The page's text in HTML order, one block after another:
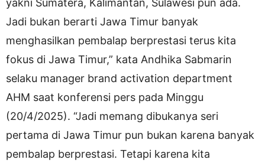
yakni Sumatera, Kalimantan, Sulawesi pun ada.
Jadi bukan berarti Jawa Timur banyak
menghasilkan pembalap berprestasi terus kita
fokus di Jawa Timur,” kata Andhika Sabmarin
selaku manager brand activation department
AHM saat konferensi pers pada Minggu
(20/4/2025). “Jadi memang dibukanya seri
pertama di Jawa Timur pun bukan karena banyak
pembalap berprestasi. Tetapi karena kita